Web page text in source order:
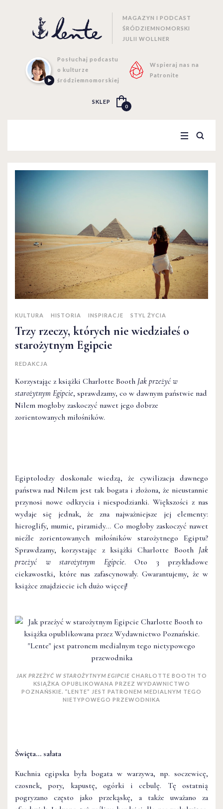
MAGAZYN I PODCAST
ŚRÓDZIEMNOMORSKI
JULII WOLLNER
Posłuchaj podcastu
o kulturze
śródziemnomorskiej
Wspieraj nas na
Patronite
SKLEP
0
KULTURA HISTORIA INSPIRACJE STYL ŻYCIA
Trzy rzeczy, których nie wiedziałeś o
starożytnym Egipcie
REDAKCJA
Korzystając z książki Charlotte Booth Jak przeżyć w
starożytnym Egipcie, sprawdzamy, co w dawnym państwie nad
Nilem mogłoby zaskoczyć nawet jego dobrze
zorientowanych miłośników.
Egiptolodzy doskonale wiedzą, że cywilizacja dawnego
państwa nad Nilem jest tak bogata i złożona, że nieustannie
przynosi nowe odkrycia i niespodzianki. Większości z nas
wydaje się jednak, że zna najważniejsze jej elementy:
hieroglify, mumie, piramidy… Co mogłoby zaskoczyć nawet
nieźle zorientowanych miłośników starożytnego Egiptu?
Sprawdzamy, korzystając z książki Charlotte Booth Jak
przeżyć w starożytnym Egipcie. Oto 3 przykładowe
ciekawostki, które nas zafascynowały. Gwarantujemy, że w
książce znajdziecie ich dużo więcej!
JAK PRZEŻYĆ W STAROŻYTNYM EGIPCIE CHARLOTTE BOOTH TO
KSIĄŻKA OPUBLIKOWANA PRZEZ WYDAWNICTWO
POZNAŃSKIE. “LENTE” JEST PATRONEM MEDIALNYM TEGO
NIETYPOWEGO PRZEWODNIKA
Święta… sałata
Kuchnia egipska była bogata w warzywa, np. soczewicę,
czosnek, pory, kapustę, ogórki i cebulę. Tę ostatnią
pogryzano często jako przekąskę, a także uważano za